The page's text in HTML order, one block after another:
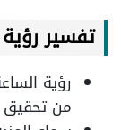
تفسير رؤية
من تحقيق